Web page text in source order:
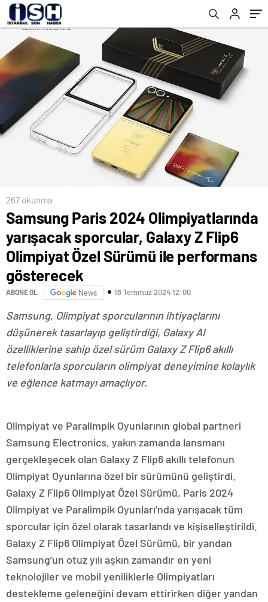
Özel Sürümü ile performans gösterecek
267 okunma
Samsung Paris 2024 Olimpiyatlarında
yarışacak sporcular, Galaxy Z Flip6
Olimpiyat Özel Sürümü ile performans
gösterecek
ABONE OL News 18 Temmuz 2024 12:00
Samsung, Olimpiyat sporcularının ihtiyaçlarını
düşünerek tasarlayıp geliştirdiği, Galaxy AI
özelliklerine sahip özel sürüm Galaxy Z Flip6 akıllı
telefonlarla sporcuların olimpiyat deneyimine kolaylık
ve eğlence katmayı amaçlıyor.
Olimpiyat ve Paralimpik Oyunlarının global partneri
Samsung Electronics, yakın zamanda lansmanı
gerçekleşecek olan Galaxy Z Flip6 akıllı telefonun
Olimpiyat Oyunlarına özel bir sürümünü geliştirdi.
Galaxy Z Flip6 Olimpiyat Özel Sürümü, Paris 2024
Olimpiyat ve Paralimpik Oyunları’nda yarışacak tüm
sporcular için özel olarak tasarlandı ve kişiselleştirildi.
Galaxy Z Flip6 Olimpiyat Özel Sürümü, bir yandan
Samsung’un otuz yılı aşkın zamandır en yeni
teknolojiler ve mobil yeniliklerle Olimpiyatları
destekleme geleneğini devam ettirirken diğer yandan